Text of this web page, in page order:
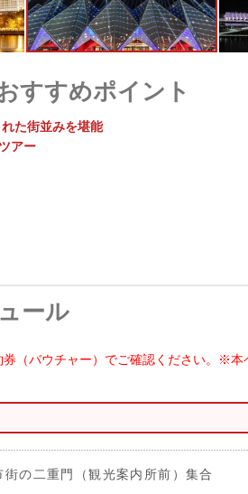
すすめポイント
た街並みを堪能
アー
ール
（バウチャー）でご確認ください。※本
街の二重門（観光案内所前）集合